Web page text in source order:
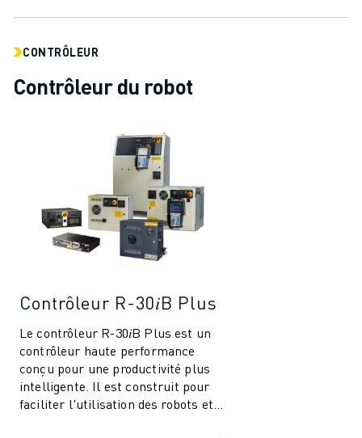
CONTRÔLEUR
Contrôleur du robot
Contrôleur R-30𝑖B Plus
Le contrôleur R-30𝑖B Plus est un
contrôleur haute performance
conçu pour une productivité plus
intelligente. Il est construit pour
faciliter l'utilisation des robots et